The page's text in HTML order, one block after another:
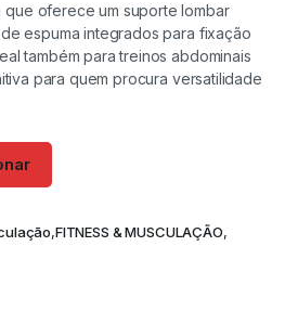
que oferece um suporte lombar
espuma integrados para fixação
também para treinos abdominais
para quem procura versatilidade
,FITNESS & MUSCULAÇÃO,